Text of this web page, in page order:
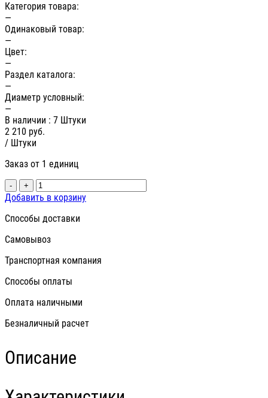
Категория товара:
—
Одинаковый товар:
—
Цвет:
—
Раздел каталога:
—
Диаметр условный:
—
В наличии : 7 Штуки
2 210 руб.
/ Штуки
Заказ от 1 единиц
- +
Добавить в корзину
Способы доставки
Самовывоз
Транспортная компания
Способы оплаты
Оплата наличными
Безналичный расчет
Описание